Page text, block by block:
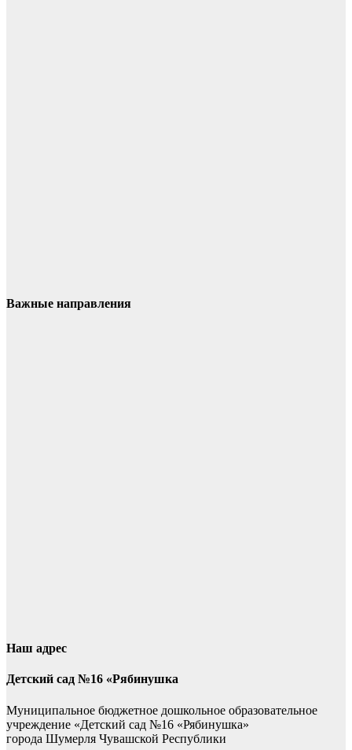
Важные направления
Наш адрес
Детский сад №16 «Рябинушка
Муниципальное бюджетное дошкольное образовательное
учреждение «Детский сад №16 «Рябинушка»
города Шумерля Чувашской Республики